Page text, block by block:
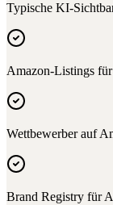
Typische KI-
Amazon-Listings
Wettbewerber auf
Brand Registry für